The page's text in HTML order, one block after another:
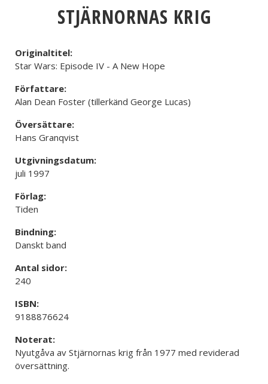
STJÄRNORNAS KRIG
Originaltitel:
Star Wars: Episode IV - A New Hope
Författare:
Alan Dean Foster (tillerkänd George Lucas)
Översättare:
Hans Granqvist
Utgivningsdatum:
juli 1997
Förlag:
Tiden
Bindning:
Danskt band
Antal sidor:
240
ISBN:
9188876624
Noterat:
Nyutgåva av Stjärnornas krig från 1977 med reviderad
översättning.